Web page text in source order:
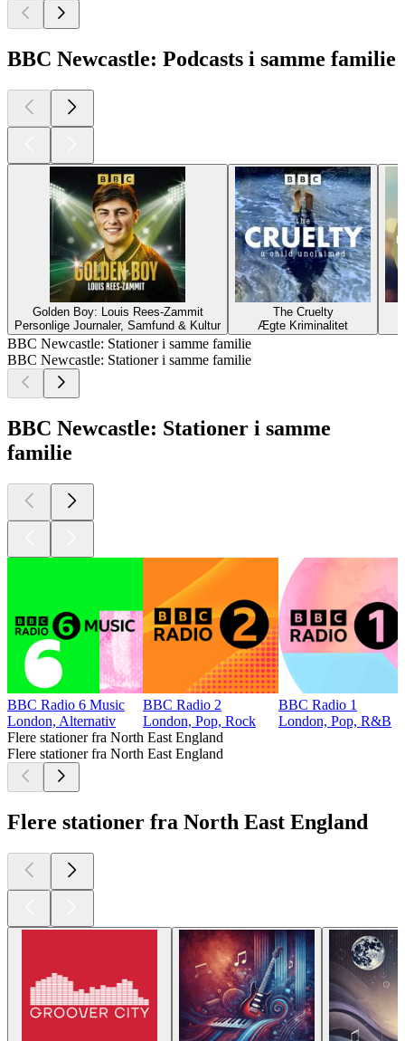
BBC Newcastle: Podcasts i samme familie
Golden Boy: Louis Rees-Zammit
Personlige Journaler, Samfund & Kultur
The Cruelty
Ægte Kriminalitet
BBC Newcastle: Stationer i samme familie
BBC Newcastle: Stationer i samme familie
BBC Newcastle: Stationer i samme
familie
BBC Radio 6 Music
London, Alternativ
BBC Radio 2
London, Pop, Rock
BBC Radio 1
London, Pop, R&B
Flere stationer fra North East England
Flere stationer fra North East England
Flere stationer fra North East England